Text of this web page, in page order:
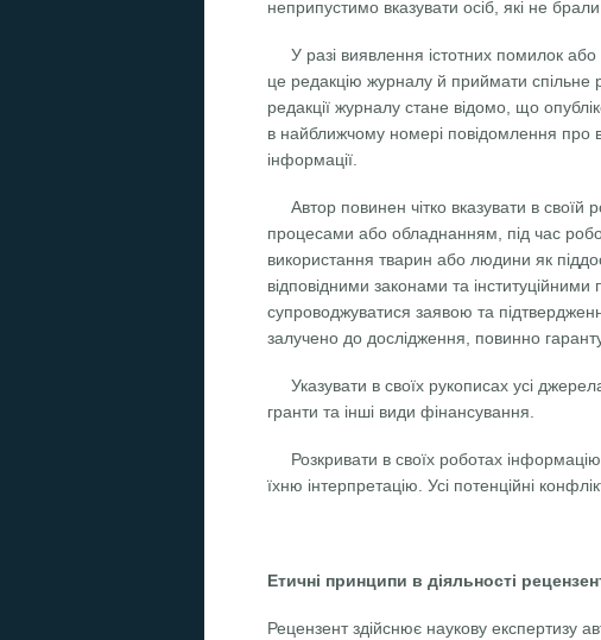
неприпустимо вказувати осіб, які не
У разі виявлення істотних помилок або
це редакцію журналу й приймати спільне
редакції журналу стане відомо, що
в найближчому номері повідомлення про
інформації.
Автор повинен чітко вказувати в своїй
процесами або обладнанням, під час
використання тварин або людини як
відповідними законами та
супроводжуватися заявою та
залучено до дослідження, повинно
Указувати в своїх рукописах усі
гранти та інші види фінансування.
Розкривати в своїх роботах
їхню інтерпретацію. Усі потенційні
Етичні принципи в діяльності
Рецензент здійснює наукову експертизу